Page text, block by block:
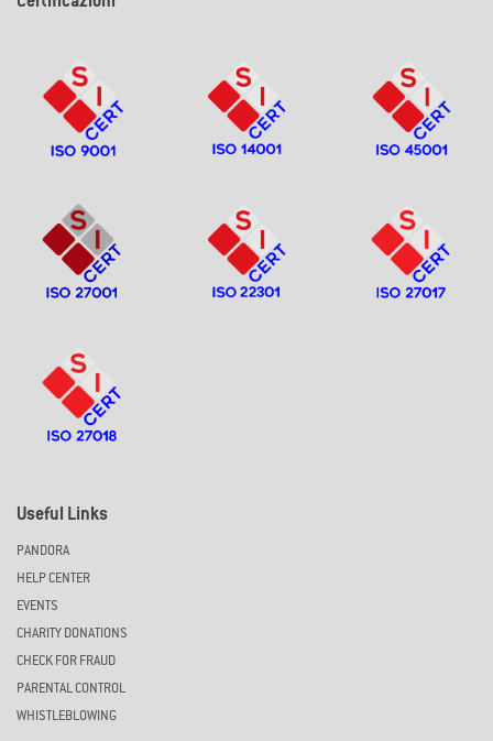
Useful Links
PANDORA
HELP CENTER
EVENTS
CHARITY DONATIONS
CHECK FOR FRAUD
PARENTAL CONTROL
WHISTLEBLOWING